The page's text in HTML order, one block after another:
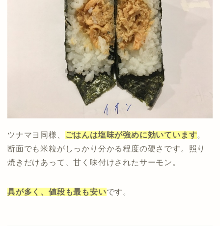
ツナマヨ同様、 ごはんは塩味が強めに効いています。
断面でも米粒がしっかり分かる程度の硬さです。照り
焼きだけあって、甘く味付けされたサーモン。
具が多く、値段も最も安いです。